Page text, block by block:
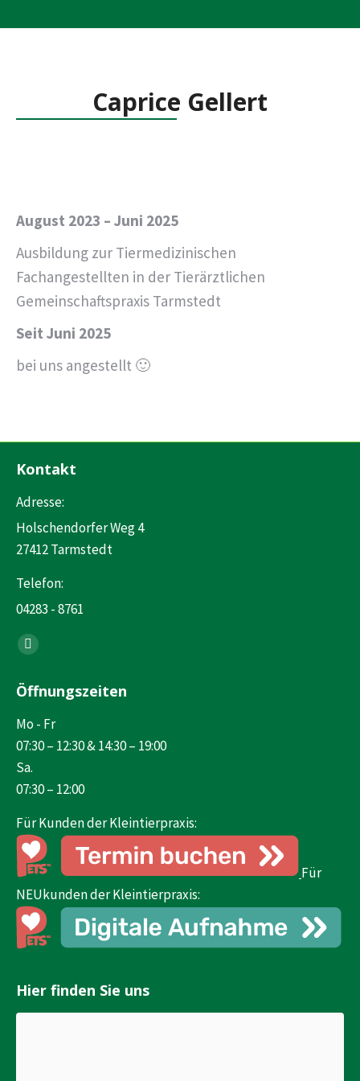
Caprice Gellert
August 2023 – Juni 2025
Ausbildung zur Tiermedizinischen
Fachangestellten in der Tierärztlichen
Gemeinschaftspraxis Tarmstedt
Seit Juni 2025
bei uns angestellt 🙂
Kontakt
Adresse:
Holschendorfer Weg 4
27412 Tarmstedt
Telefon:
04283 - 8761
Finden Sie uns auf:
Facebook
opens
new
Öffnungszeiten
Mo - Fr
07:30 – 12:30 & 14:30 – 19:00
Sa.
07:30 – 12:00
Für Kunden der Kleintierpraxis:
Für
NEUkunden der Kleintierpraxis:
Hier finden Sie uns